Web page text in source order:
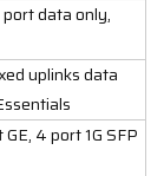
data only,
uplinks data
4 port 1G SFP